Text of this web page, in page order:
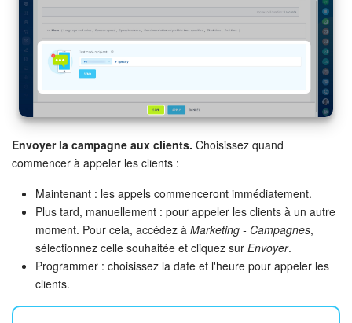
Envoyer la campagne aux clients. Choisissez quand
commencer à appeler les clients :
Maintenant : les appels commenceront immédiatement.
Plus tard, manuellement : pour appeler les clients à un autre
moment. Pour cela, accédez à Marketing - Campagnes,
sélectionnez celle souhaitée et cliquez sur Envoyer.
Programmer : choisissez la date et l'heure pour appeler les
clients.